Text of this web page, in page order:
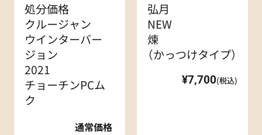
処分価格
クルージャン
ウインターバー
ジョン
2021
チョーチンPCム
ク
通常価格
弘月
NEW
煉
（かっつけタイプ）
¥7,700(税込)